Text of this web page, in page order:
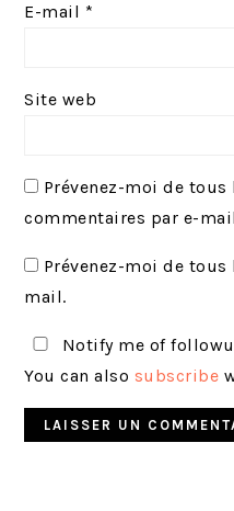
E-mail *
Site web
Prévenez-moi de tous
commentaires par e-
Prévenez-moi de
mail.
Notify me of
You can also subscribe